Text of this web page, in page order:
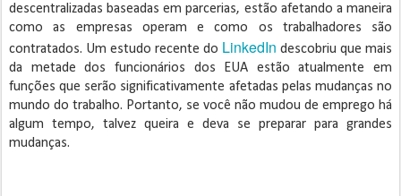
descentralizadas baseadas em parcerias, estão afetando a maneira
como as empresas operam e como os trabalhadores são
contratados. Um estudo recente do LinkedIn descobriu que mais
da metade dos funcionários dos EUA estão atualmente em
funções que serão significativamente afetadas pelas mudanças no
mundo do trabalho. Portanto, se você não mudou de emprego há
algum tempo, talvez queira e deva se preparar para grandes
mudanças.